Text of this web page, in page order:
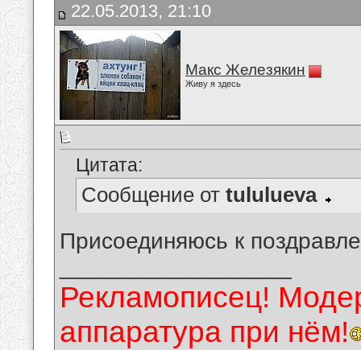
22.05.2013, 21:10
Макс Железякин
Живу я здесь
Цитата:
Сообщение от tululueva
Присоединяюсь к
Рекламописец!
аппаратура при нём!